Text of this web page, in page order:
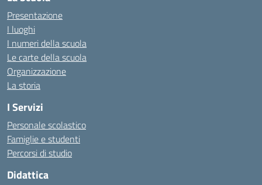
Presentazione
I luoghi
I numeri della scuola
Le carte della scuola
Organizzazione
La storia
I Servizi
Personale scolastico
Famiglie e studenti
Percorsi di studio
Didattica